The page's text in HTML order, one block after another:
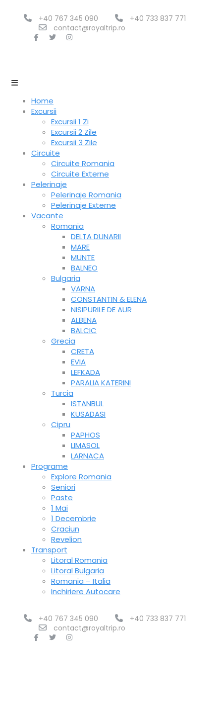
+40 767 345 090
+40 733 837 771
contact@royaltrip.ro
Home
Excursii
Excursii 1 Zi
Excursii 2 Zile
Excursii 3 Zile
Circuite
Circuite Romania
Circuite Externe
Pelerinaje
Pelerinaje Romania
Pelerinaje Externe
Vacante
Romania
DELTA DUNARII
MARE
MUNTE
BALNEO
Bulgaria
VARNA
CONSTANTIN & ELENA
NISIPURILE DE AUR
ALBENA
BALCIC
Grecia
CRETA
EVIA
LEFKADA
PARALIA KATERINI
Turcia
ISTANBUL
KUSADASI
Cipru
PAPHOS
LIMASOL
LARNACA
Programe
Explore Romania
Seniori
Paste
1 Mai
1 Decembrie
Craciun
Revelion
Transport
Litoral Romania
Litoral Bulgaria
Romania – Italia
Inchiriere Autocare
+40 767 345 090
+40 733 837 771
contact@royaltrip.ro